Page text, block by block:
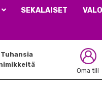
SEKALAISET VALO
Oma tili
Tuhansia